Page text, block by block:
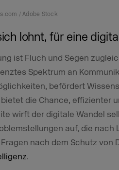
/ Adobe Stock
lohnt, für eine
ist Fluch und Segen
Spektrum an
befördert
die Chance, effizienter
wirft der digitale Wandel
auf, die nach
nach dem Schutz von
.